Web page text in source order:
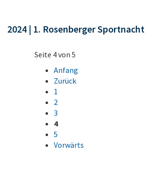
2024 | 1. Rosenberger Sportnacht
Seite 4 von 5
Anfang
Zurück
1
2
3
4
5
Vorwärts